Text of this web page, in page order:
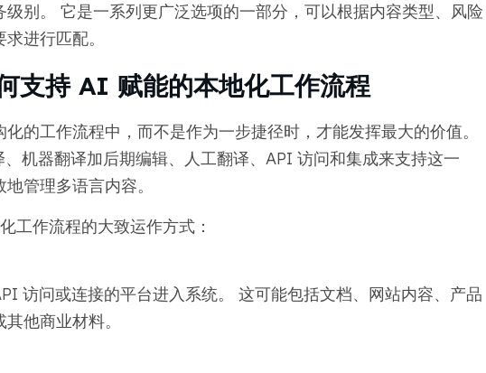
级别。 它是一系列更广泛选项的一部分，可以根据内容类型、风险
进行匹配。
支持 AI 赋能的本地化工作流程
的工作流程中，而不是作为一步捷径时，才能发挥最大的价值。
机器翻译加后期编辑、人工翻译、API 访问和集成来支持这一
管理多语言内容。
工作流程的大致运作方式：
访问或连接的平台进入系统。 这可能包括文档、网站内容、产品
他商业材料。